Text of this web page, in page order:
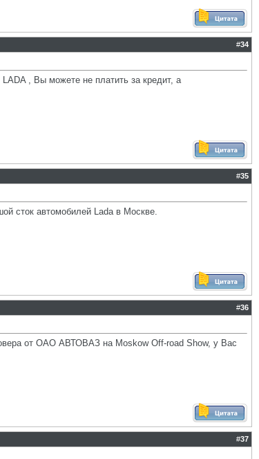
#34
, Вы можете не платить за кредит, а
#35
сток автомобилей Lada в Москве.
#36
от ОАО АВТОВАЗ на Moskow Off-road Show, у Вас
#37